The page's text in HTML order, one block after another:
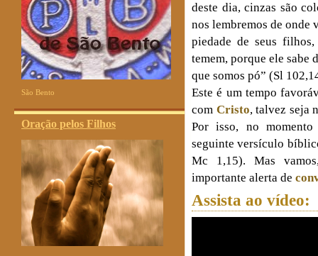
São Bento
Oração pelos Filhos
deste dia, cinzas são
nos lembremos de onde
piedade de seus
temem, porque ele sabe
que somos pó” (Sl
Este é um tempo
com Cristo, talvez seja
Por isso, no
seguinte versículo
Mc 1,15). Mas
importante alerta de
Assista ao vídeo: